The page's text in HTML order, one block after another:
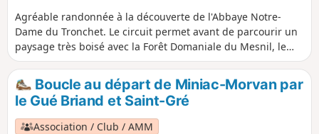
Agréable randonnée à la découverte de l'Abbaye Notre-
Dame du Tronchet. Le circuit permet avant de parcourir un
paysage très boisé avec la Forêt Domaniale du Mesnil, le
château du Haut Mesnil avec sa chapelle, puis le Lac de
Mireloup. C'est un circuit très nature et culturel.
Boucle au départ de Miniac-Morvan par
le Gué Briand et Saint-Gré
Association / Club / AMM